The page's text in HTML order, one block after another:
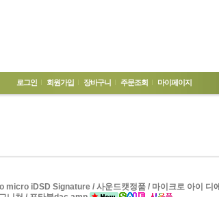
로그인 회원가입 장바구니 주문조회 마이페이지
micro iDSD Signature / 사운드캣정품 / 마이크로 아이 디에